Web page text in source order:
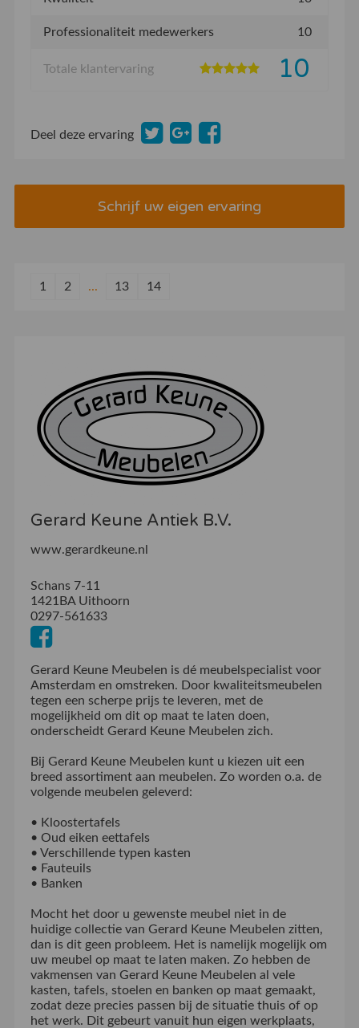
Professionaliteit medewerkers 10
Totale klantervaring 10
Deel deze ervaring
Schrijf uw eigen ervaring
1 2 ... 13 14
Gerard Keune Antiek B.V.
www.gerardkeune.nl
Schans 7-11
1421BA Uithoorn
0297-561633
Gerard Keune Meubelen is dé meubelspecialist voor
Amsterdam en omstreken. Door kwaliteitsmeubelen
tegen een scherpe prijs te leveren, met de
mogelijkheid om dit op maat te laten doen,
onderscheidt Gerard Keune Meubelen zich.
Bij Gerard Keune Meubelen kunt u kiezen uit een
breed assortiment aan meubelen. Zo worden o.a. de
volgende meubelen geleverd:
• Kloostertafels
• Oud eiken eettafels
• Verschillende typen kasten
• Fauteuils
• Banken
Mocht het door u gewenste meubel niet in de
huidige collectie van Gerard Keune Meubelen zitten,
dan is dit geen probleem. Het is namelijk mogelijk om
uw meubel op maat te laten maken. Zo hebben de
vakmensen van Gerard Keune Meubelen al vele
kasten, tafels, stoelen en banken op maat gemaakt,
zodat deze precies passen bij de situatie thuis of op
het werk. Dit gebeurt vanuit hun eigen werkplaats,